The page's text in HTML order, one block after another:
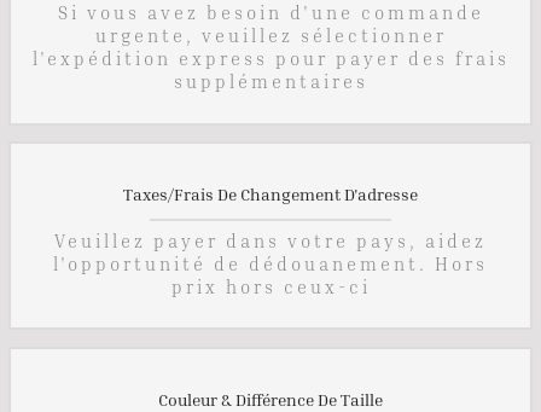
Si vous avez besoin d'une commande
urgente, veuillez sélectionner
l'expédition express pour payer des frais
supplémentaires
Taxes/Frais De Changement D'adresse
Veuillez payer dans votre pays, aidez
l'opportunité de dédouanement. Hors
prix hors ceux-ci
Couleur & Différence De Taille